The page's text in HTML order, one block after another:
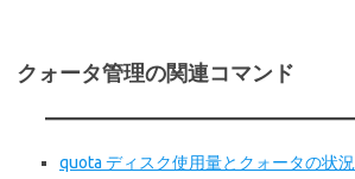
クォータ管理の関連コマンド
quota ディスク使用量とクォータの状